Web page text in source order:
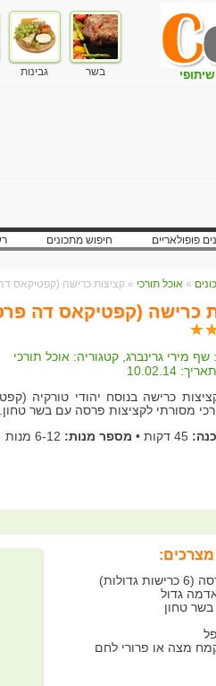
בשר גבינות
פופולאריים חיפוש מתכונים
» אוכל תורכי » קציצות כרישה (קפטיקאס
כרישה (קפטיקאס דה
שף מירי גרינברג, קטגוריה: אוכל תורכי
10.02.14
כרישה בנוסח יהודי טורקיה
מסורתי לקציצות פרסה עם בשר טחון.
45 דקות • מספר מנות: 6-12 מנות